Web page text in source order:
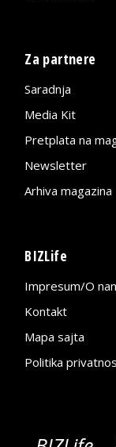
Za partnere
Saradnja
Media Kit
Pretplata na
Newsletter
Arhiva magazina
BIZLife
Impresum/O
Kontakt
Mapa sajta
Politika